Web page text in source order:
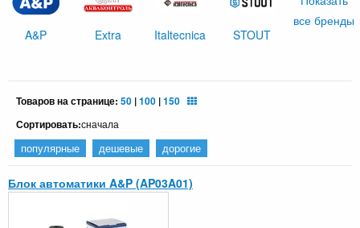
A&P Extra Italtecnica STOUT
все бренды
Товаров на странице: 50 |100 |150
Сортировать:сначала
популярные дешевые дорогие
Блок автоматики A&P (AP03A01)